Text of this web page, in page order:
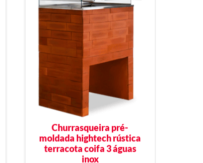
Churrasqueira pré-
moldada hightech rústica
terracota coifa 3 águas
inox